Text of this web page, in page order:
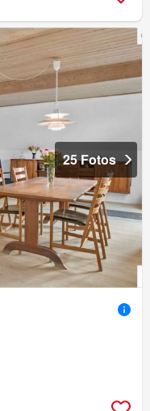
25 Fotos